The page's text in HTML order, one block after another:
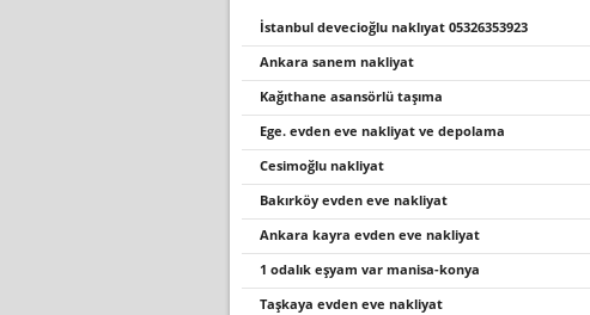
i̇stanbul deveci̇oğlu nakliyat 05326353923
ankara sanem nakliyat
kağıthane asansörlü taşıma
ege. evden eve nakliyat ve depolama
cesimoğlu nakliyat
bakırköy evden eve nakliyat
ankara kayra evden eve nakliyat
1 odalık eşyam var manisa-konya
taşkaya evden eve nakliyat